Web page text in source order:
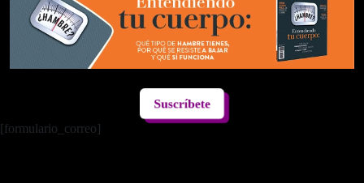
Suscríbete
[formulario_correo]